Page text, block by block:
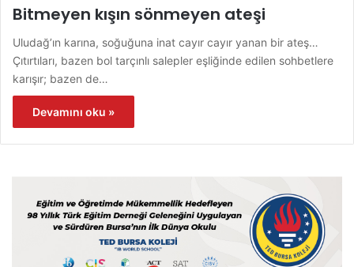
Bitmeyen kışın sönmeyen ateşi
Uludağ’ın karına, soğuğuna inat cayır cayır yanan bir ateş…
Çıtırtıları, bazen bol tarçınlı salepler eşliğinde edilen sohbetlere
karışır; bazen de…
Devamını oku »